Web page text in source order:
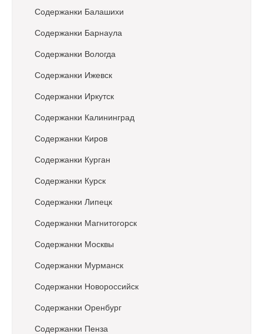
Содержанки Балашихи
Содержанки Барнаула
Содержанки Вологда
Содержанки Ижевск
Содержанки Иркутск
Содержанки Калининград
Содержанки Киров
Содержанки Курган
Содержанки Курск
Содержанки Липецк
Содержанки Магнитогорск
Содержанки Москвы
Содержанки Мурманск
Содержанки Новороссийск
Содержанки Оренбург
Содержанки Пенза